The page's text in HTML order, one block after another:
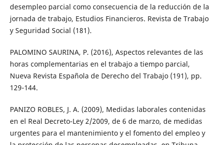
desempleo parcial como consecuencia de la reducción de la
jornada de trabajo, Estudios Financieros. Revista de Trabajo
y Seguridad Social (181).
PALOMINO SAURINA, P. (2016), Aspectos relevantes de las
horas complementarias en el trabajo a tiempo parcial,
Nueva Revista Española de Derecho del Trabajo (191), pp.
129-144.
PANIZO ROBLES, J. A. (2009), Medidas laborales contenidas
en el Real Decreto-Ley 2/2009, de 6 de marzo, de medidas
urgentes para el mantenimiento y el fomento del empleo y